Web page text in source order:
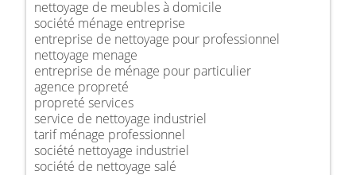
nettoyage de meubles à domicile
société ménage entreprise
entreprise de nettoyage pour professionnel
nettoyage menage
entreprise de ménage pour particulier
agence propreté
propreté services
service de nettoyage industriel
tarif ménage professionnel
société nettoyage industriel
société de nettoyage salé